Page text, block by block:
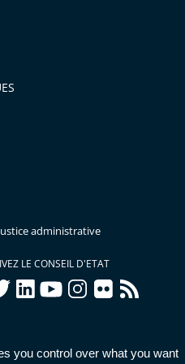
you control over what you want
administrative
LE CONSEIL D'ETAT
linkedInyoutubeinstagram
flickr rss